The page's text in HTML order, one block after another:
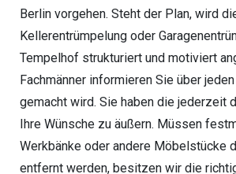
Berlin vorgehen. Steht der Plan, wird
Kellerentrümpelung oder
Tempelhof strukturiert und motiviert
Fachmänner informieren Sie über
gemacht wird. Sie haben die jederzeit
Ihre Wünsche zu äußern. Müssen
Werkbänke oder andere Möbelstücke
entfernt werden, besitzen wir die